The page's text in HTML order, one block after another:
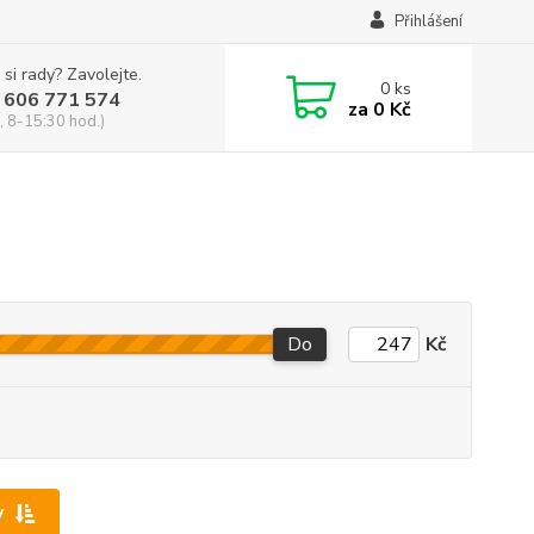
Přihlášení
rady? Zavolejte.
771 574
8-15:30 hod.)
0ks
za 0 Kč
Do Kč